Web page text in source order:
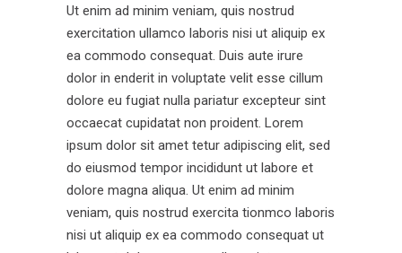
Ut enim ad minim veniam, quis nostrud
exercitation ullamco laboris nisi ut aliquip ex
ea commodo consequat. Duis aute irure
dolor in enderit in voluptate velit esse cillum
dolore eu fugiat nulla pariatur excepteur sint
occaecat cupidatat non proident. Lorem
ipsum dolor sit amet tetur adipiscing elit, sed
do eiusmod tempor incididunt ut labore et
dolore magna aliqua. Ut enim ad minim
veniam, quis nostrud exercita tionmco laboris
nisi ut aliquip ex ea commodo consequat ut